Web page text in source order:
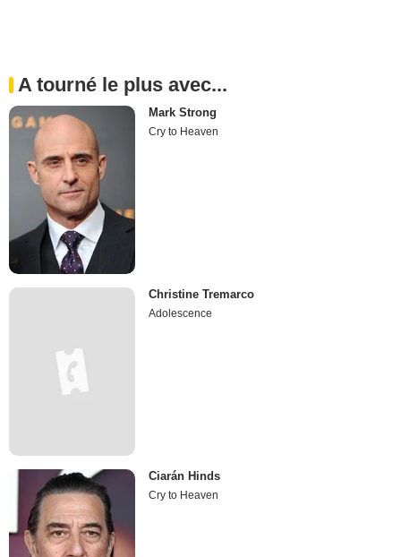
A tourné le plus avec...
Mark Strong
Cry to Heaven
Christine Tremarco
Adolescence
Ciarán Hinds
Cry to Heaven